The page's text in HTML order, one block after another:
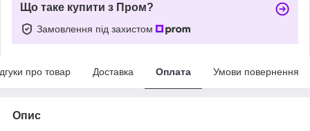
Що таке купити з Пром?
Замовлення під захистом
про товар Доставка Оплата Умови повернення
Опис